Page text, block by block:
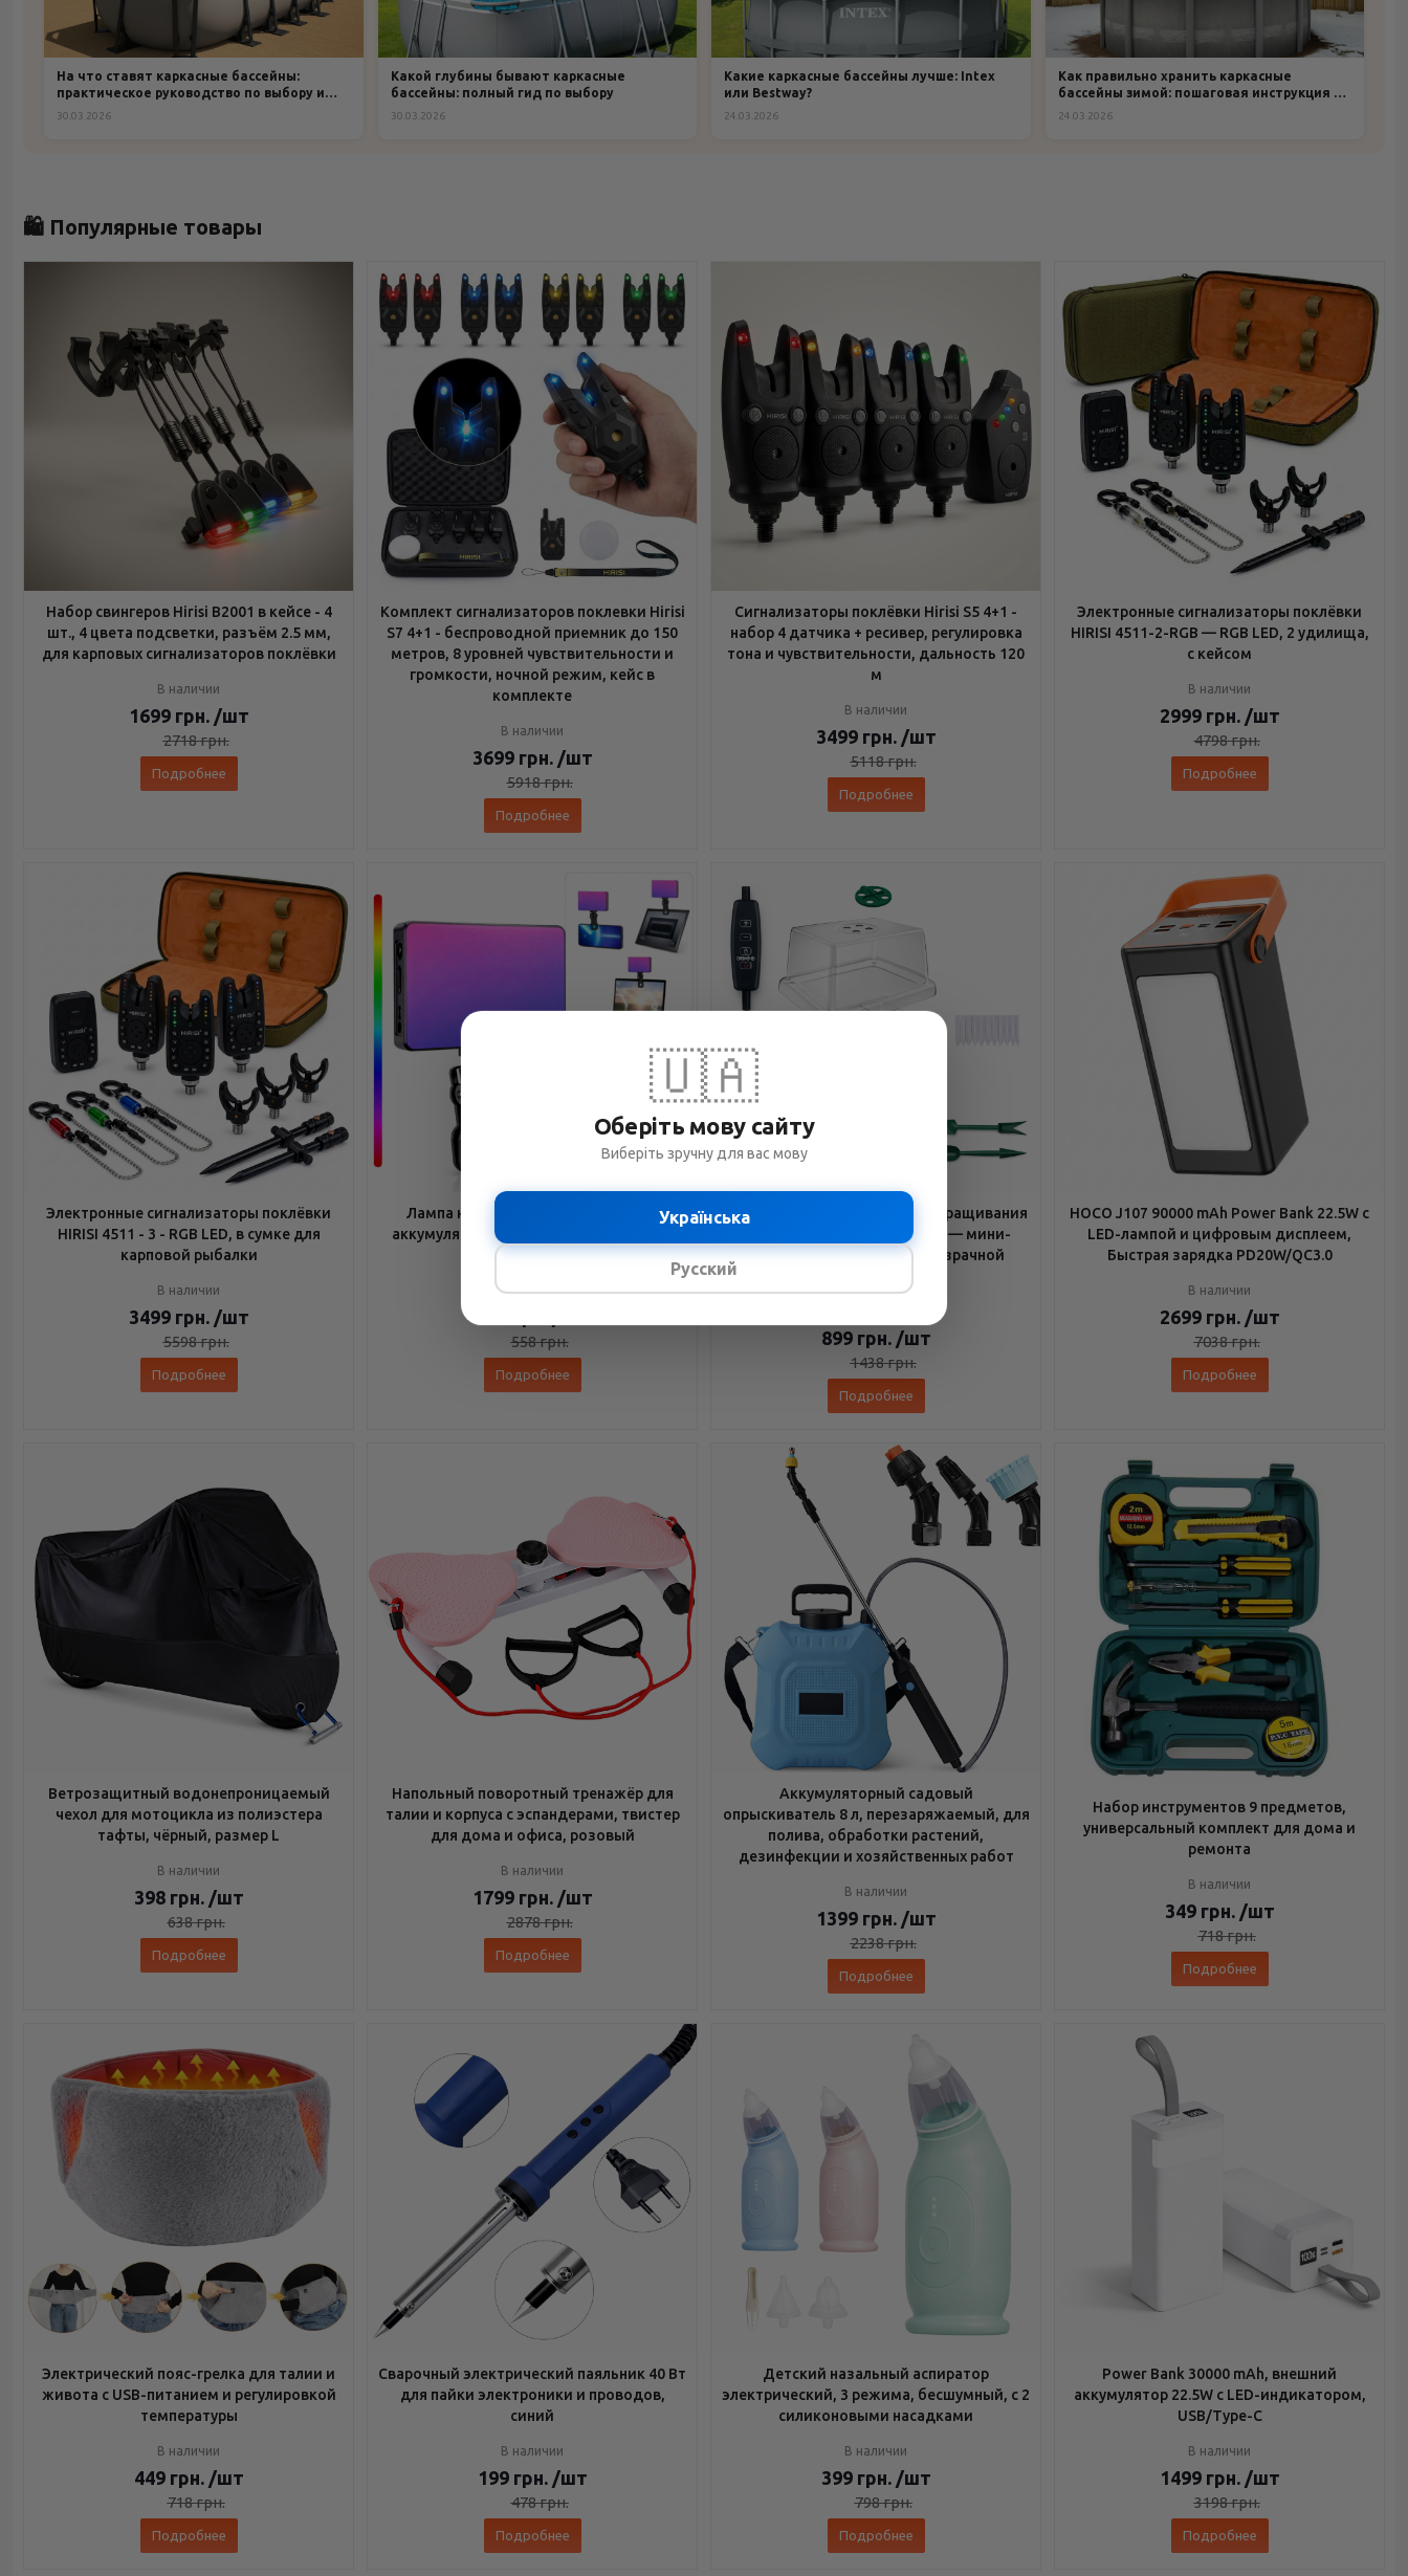
На что ставят каркасные бассейны:
практическое руководство по выбору и
30.03.2026
Какой глубины бывают каркасные
бассейны: полный гид по выбору
30.03.2026
Какие каркасные бассейны лучше: Intex
или Bestway?
24.03.2026
Как правильно хранить каркасные
бассейны зимой: пошаговая инструкция и
24.03.2026
🛍️ Популярные товары
Набор свингеров Hirisi B2001 в кейсе - 4
шт., 4 цвета подсветки, разъём 2.5 мм,
для карповых сигнализаторов поклёвки
В наличии
1699 грн. /шт
2718грн.
Подробнее
Комплект сигнализаторов поклевки Hirisi
S7 4+1 - беспроводной приемник до 150
метров, 8 уровней чувствительности и
громкости, ночной режим, кейс в
комплекте
В наличии
3699 грн. /шт
5918грн.
Подробнее
Сигнализаторы поклёвки Hirisi S5 4+1 -
набор 4 датчика + ресивер, регулировка
тона и чувствительности, дальность 120
м
В наличии
3499 грн. /шт
5118грн.
Подробнее
Электронные сигнализаторы поклёвки
HIRISI 4511-2-RGB — RGB LED, 2 удилища,
с кейсом
В наличии
2999 грн. /шт
4798грн.
Подробнее
Электронные сигнализаторы поклёвки
HIRISI 4511 - 3 - RGB LED, в сумке для
карповой рыбалки
В наличии
3499 грн. /шт
5598грн.
Подробнее
Лампа на прищепке 140 RGB LED —
аккумуляторная, 8 Вт, 2500K-9000K, до
1150 люкс
В наличии
558грн.
Подробнее
Универсальный лоток для проращивания
растений с LED-подсветкой — мини-
теплица для рассады с прозрачной
899 грн. /шт
1438грн.
Подробнее
HOCO J107 90000 mAh Power Bank 22.5W с
LED-лампой и цифровым дисплеем,
Быстрая зарядка PD20W/QC3.0
В наличии
2699 грн. /шт
7038грн.
Подробнее
Ветрозащитный водонепроницаемый
чехол для мотоцикла из полиэстера
тафты, чёрный, размер L
В наличии
398 грн. /шт
638грн.
Подробнее
Напольный поворотный тренажёр для
талии и корпуса с эспандерами, твистер
для дома и офиса, розовый
В наличии
1799 грн. /шт
2878грн.
Подробнее
Аккумуляторный садовый
опрыскиватель 8 л, перезаряжаемый, для
полива, обработки растений,
дезинфекции и хозяйственных работ
В наличии
1399 грн. /шт
2238грн.
Подробнее
Набор инструментов 9 предметов,
универсальный комплект для дома и
ремонта
В наличии
349 грн. /шт
718грн.
Подробнее
Электрический пояс-грелка для талии и
живота с USB-питанием и регулировкой
температуры
В наличии
449 грн. /шт
718грн.
Подробнее
Сварочный электрический паяльник 40 Вт
для пайки электроники и проводов,
синий
В наличии
199 грн. /шт
478грн.
Подробнее
Детский назальный аспиратор
электрический, 3 режима, бесшумный, с 2
силиконовыми насадками
В наличии
399 грн. /шт
798грн.
Подробнее
Power Bank 30000 mAh, внешний
аккумулятор 22.5W с LED-индикатором,
USB/Type-C
В наличии
1499 грн. /шт
3198грн.
Подробнее
🇺🇦
Оберіть мову сайту
Виберіть зручну для вас мову
Українська
Русский